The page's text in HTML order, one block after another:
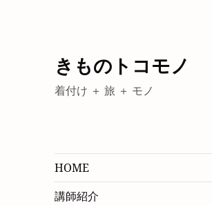
きものトコモノ
着付け ＋ 旅 ＋ モノ
HOME
講師紹介